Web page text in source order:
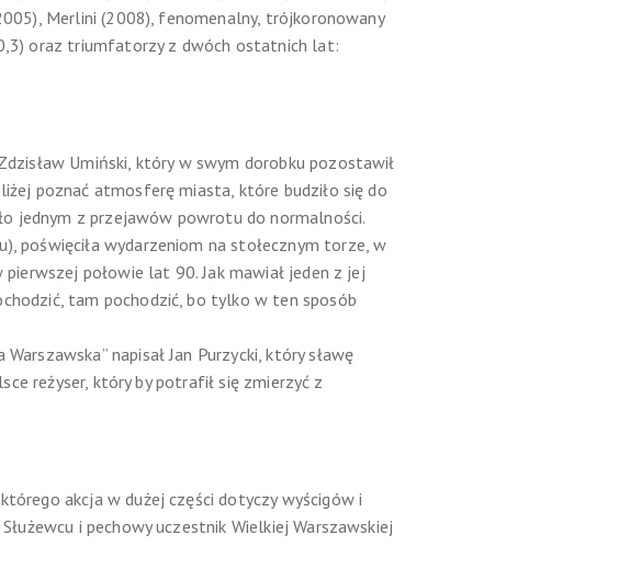
Merlini (2008), fenomenalny, trójkoronowany
oraz triumfatorzy z dwóch ostatnich lat:
Umiński, który w swym dorobku pozostawił
poznać atmosferę miasta, które budziło się do
jednym z przejawów powrotu do normalności.
poświęciła wydarzeniom na stołecznym torze, w
połowie lat 90. Jak mawiał jeden z jej
tam pochodzić, bo tylko w ten sposób
napisał Jan Purzycki, który sławę
reżyser, który by potrafił się zmierzyć z
akcja w dużej części dotyczy wyścigów i
i pechowy uczestnik Wielkiej Warszawskiej